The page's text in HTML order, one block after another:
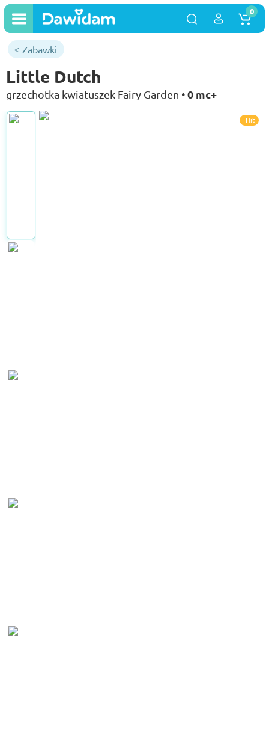
0
Zabawki
Little Dutch
grzechotka kwiatuszek Fairy Garden •0 mc+
Hit